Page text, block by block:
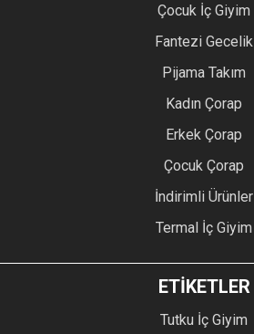
Çocuk İç Giyim
Fantezi Gecelik
Pijama Takım
Kadın Çorap
Erkek Çorap
Çocuk Çorap
İndirimli Ürünler
Termal İç Giyim
ETİKETLER
Tutku İç Giyim